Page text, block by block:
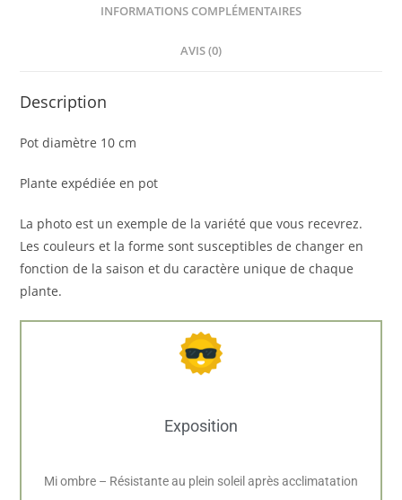
INFORMATIONS COMPLÉMENTAIRES
AVIS (0)
Description
Pot diamètre 10 cm
Plante expédiée en pot
La photo est un exemple de la variété que vous recevrez.
Les couleurs et la forme sont susceptibles de changer en
fonction de la saison et du caractère unique de chaque
plante.
Exposition
Mi ombre – Résistante au plein soleil après acclimatation